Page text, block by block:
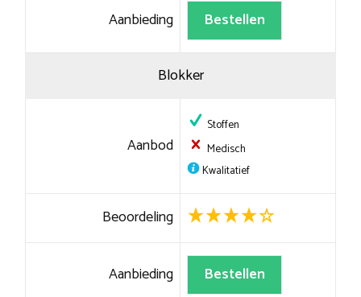
Aanbieding Bestellen
Blokker
Aanbod
Stoffen
Medisch
Kwalitatief
Beoordeling
Aanbieding Bestellen